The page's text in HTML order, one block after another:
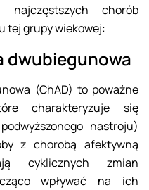
chorób
tej grupy wiekowej:
dwubiegunowa
(ChAD) to poważne
charakteryzuje się
nastroju)
z chorobą afektywną
cyklicznych zmian
wpływać na ich